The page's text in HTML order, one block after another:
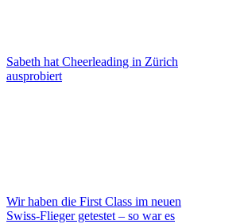
Sabeth hat Cheerleading in Zürich
ausprobiert
Wir haben die First Class im neuen
Swiss-Flieger getestet – so war es